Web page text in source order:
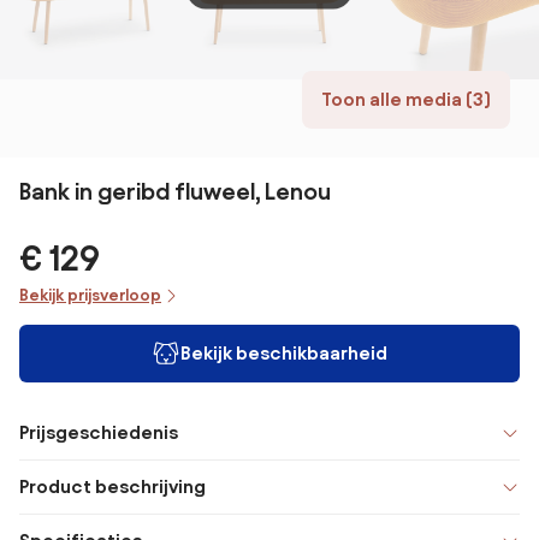
Toon alle media (3)
Bank in geribd fluweel, Lenou
€ 129
Bekijk prijsverloop
Bekijk beschikbaarheid
Prijsgeschiedenis
Product beschrijving